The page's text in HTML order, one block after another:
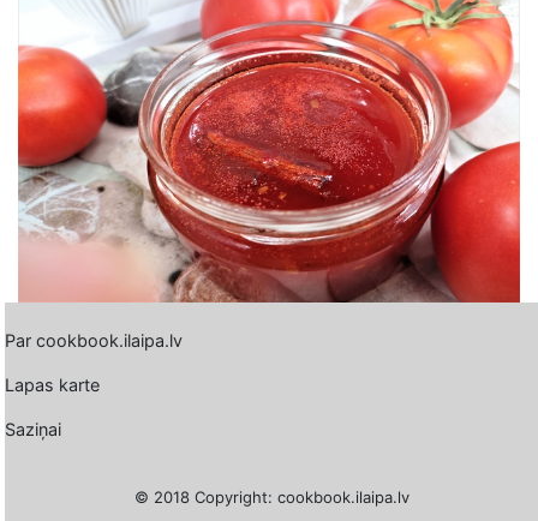
Par cookbook.ilaipa.lv
Lapas karte
Saziņai
© 2018 Copyright: cookbook.ilaipa.lv